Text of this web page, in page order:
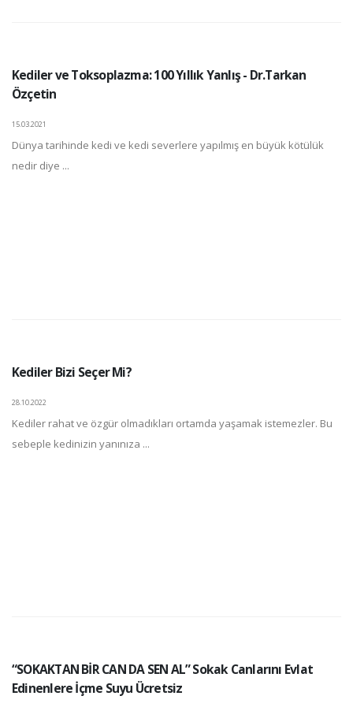
Kediler ve Toksoplazma: 100 Yıllık Yanlış - Dr.Tarkan
Özçetin
15.03.2021
Dünya tarihinde kedi ve kedi severlere yapılmış en büyük kötülük
nedir diye ...
Kediler Bizi Seçer Mi?
28.10.2022
Kediler rahat ve özgür olmadıkları ortamda yaşamak istemezler. Bu
sebeple kedinizin yanınıza ...
“SOKAKTAN BİR CAN DA SEN AL” Sokak Canlarını Evlat
Edinenlere İçme Suyu Ücretsiz